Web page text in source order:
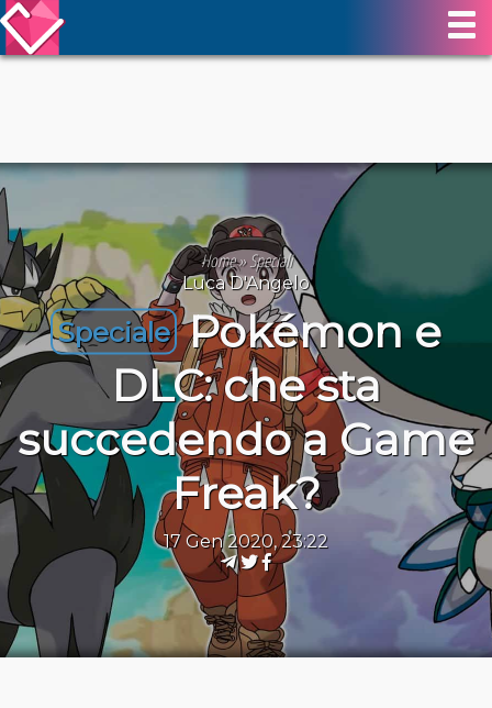
Home»Speciali
Luca D'Angelo
Speciale Pokémon e
DLC: che sta
succedendo a Game
Freak?
17 Gen 2020, 23:22